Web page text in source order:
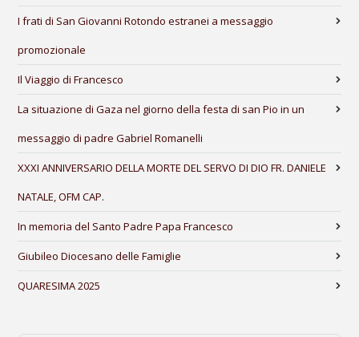
I frati di San Giovanni Rotondo estranei a messaggio
promozionale
Il Viaggio di Francesco
La situazione di Gaza nel giorno della festa di san Pio in un
messaggio di padre Gabriel Romanelli
XXXI ANNIVERSARIO DELLA MORTE DEL SERVO DI DIO FR. DANIELE
NATALE, OFM CAP.
In memoria del Santo Padre Papa Francesco
Giubileo Diocesano delle Famiglie
QUARESIMA 2025